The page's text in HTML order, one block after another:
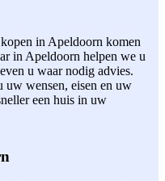
in Apeldoorn komen
in Apeldoorn helpen we u
u waar nodig advies.
wensen, eisen en uw
een huis in uw